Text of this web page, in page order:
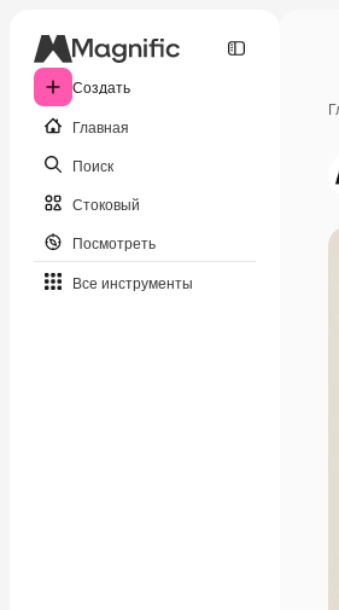
Создать
Главная
Поиск
Стоковый
Посмотреть
Все инструменты